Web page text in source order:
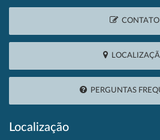
CONTATO
PERGUNTAS
Localização